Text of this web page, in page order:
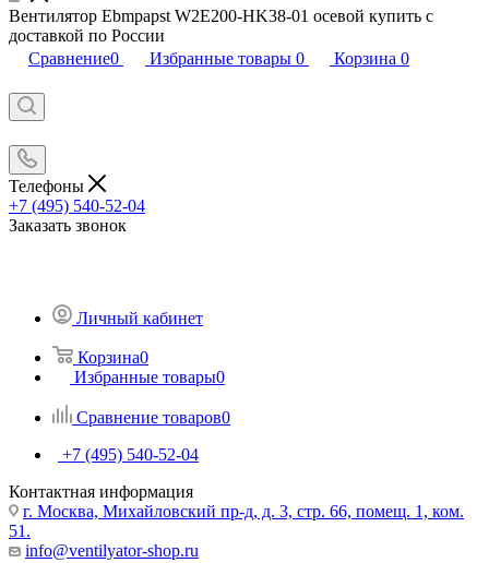
Вентилятор Ebmpapst W2E200-HK38-01 осевой купить с
доставкой по России
Сравнение0 Избранные товары 0 Корзина 0
Телефоны
+7 (495) 540-52-04
Заказать звонок
Личный кабинет
Корзина0
Избранные товары0
Сравнение товаров0
+7 (495) 540-52-04
Контактная информация
г. Москва, Михайловский пр-д, д. 3, cтр. 66, помещ. 1, ком.
51.
info@ventilyator-shop.ru